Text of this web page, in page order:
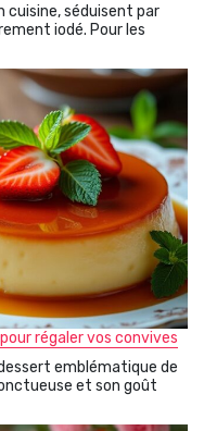
cuisine, séduisent par
iodé. Pour les
régaler vos convives
emblématique de
et son goût